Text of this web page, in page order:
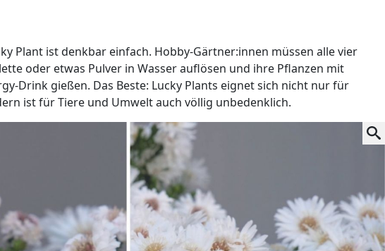
Plant ist denkbar einfach. Hobby-Gärtner:innen müssen alle vier
oder etwas Pulver in Wasser auflösen und ihre Pflanzen mit
Drink gießen. Das Beste: Lucky Plants eignet sich nicht nur für
ist für Tiere und Umwelt auch völlig unbedenklich.